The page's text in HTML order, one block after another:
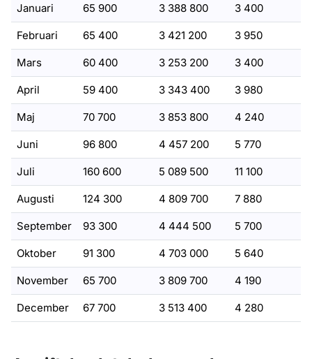
Januari 65 900 3 388 800 3 400
Februari 65 400 3 421 200 3 950
Mars 60 400 3 253 200 3 400
April 59 400 3 343 400 3 980
Maj 70 700 3 853 800 4 240
Juni 96 800 4 457 200 5 770
Juli 160 600 5 089 500 11 100
Augusti 124 300 4 809 700 7 880
September 93 300 4 444 500 5 700
Oktober 91 300 4 703 000 5 640
November 65 700 3 809 700 4 190
December 67 700 3 513 400 4 280